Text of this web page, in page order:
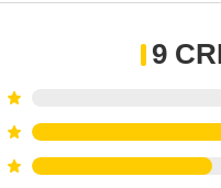
9